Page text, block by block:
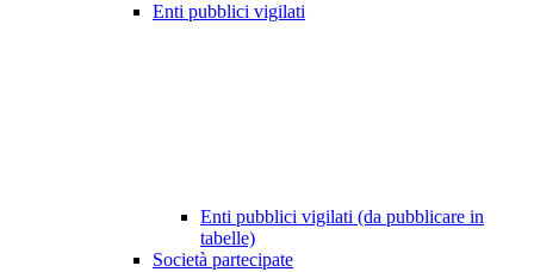
Enti pubblici vigilati
Enti pubblici vigilati (da pubblicare in
tabelle)
Società partecipate